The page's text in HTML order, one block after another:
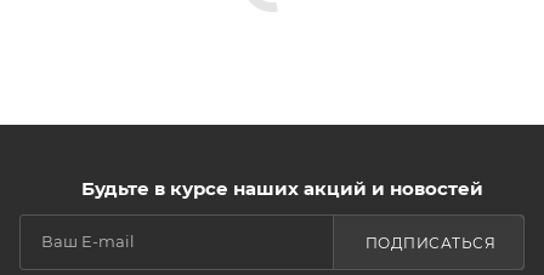
Будьте в курсе наших акций и новостей
ПОДПИСАТЬСЯ